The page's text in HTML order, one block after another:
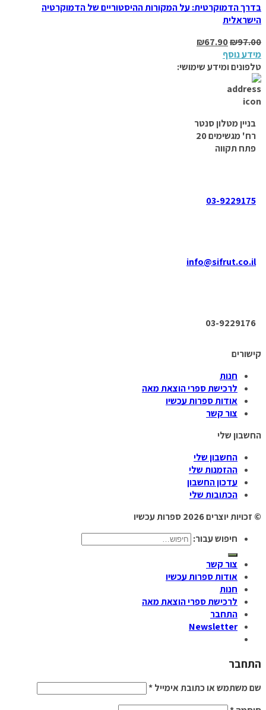
בדרך הדמוקרטית: על המקורות ההיסטוריים של הדמוקרטיה
הישראלית
₪97.00
₪67.90
מידע נוסף
טלפונים ומידע שימושי:
בניין מטלון סנטר
רח' מגשימים 20
פתח תקווה
03-9229175
info@sifrut.co.il
קישורים
חנות
לרכישת ספרי הוצאת מאה
אודות ספרות עכשיו
צור קשר
החשבון שלי
החשבון שלי
ההזמנות שלי
עדכון החשבון
הכתובות שלי
© זכויות יוצרים 2026
ספרות עכשיו
חיפוש עבור:
צור קשר
אודות ספרות עכשיו
חנות
לרכישת ספרי הוצאת מאה
התחבר
Newsletter
התחבר
שם משתמש או כתובת אימייל*